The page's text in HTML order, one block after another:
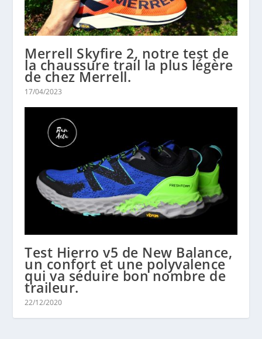
Merrell Skyfire 2, notre test de
la chaussure trail la plus légère
de chez Merrell.
17/04/2023
Test Hierro v5 de New Balance,
un confort et une polyvalence
qui va séduire bon nombre de
traileur.
22/12/2020